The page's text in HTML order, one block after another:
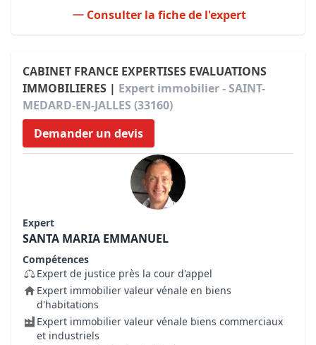
Consulter la fiche de l'expert
CABINET FRANCE EXPERTISES EVALUATIONS
IMMOBILIERES | Expert immobilier - SAINT-
MEDARD-EN-JALLES (33160)
Demander un devis
Expert
SANTA MARIA EMMANUEL
Compétences
Expert de justice près la cour d'appel
Expert immobilier valeur vénale en biens
d'habitations
Expert immobilier valeur vénale biens commerciaux
et industriels